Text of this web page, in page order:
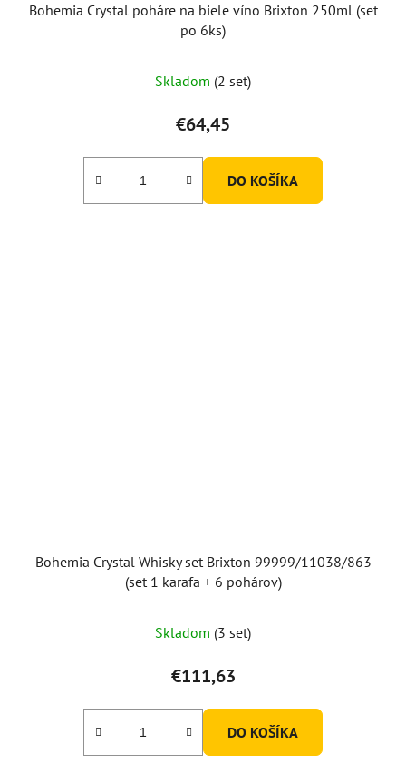
Bohemia Crystal poháre na biele víno Brixton 250ml (set
po 6ks)
hodnotenie
produktu
je
3,0
Skladom (2 set)
€64,45
DO KOŠÍKA
Bohemia Crystal Whisky set Brixton 99999/11038/863
(set 1 karafa + 6 pohárov)
Skladom (3 set)
€111,63
DO KOŠÍKA